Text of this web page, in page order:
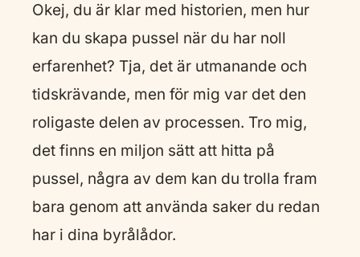
Okej, du är klar med historien, men hur
kan du skapa pussel när du har noll
erfarenhet? Tja, det är utmanande och
tidskrävande, men för mig var det den
roligaste delen av processen. Tro mig,
det finns en miljon sätt att hitta på
pussel, några av dem kan du trolla fram
bara genom att använda saker du redan
har i dina byrålådor.